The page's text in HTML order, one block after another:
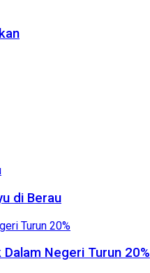
di Berau
Negeri Turun 20%